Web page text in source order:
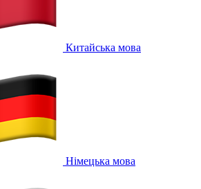
Китайська мова
Німецька мова